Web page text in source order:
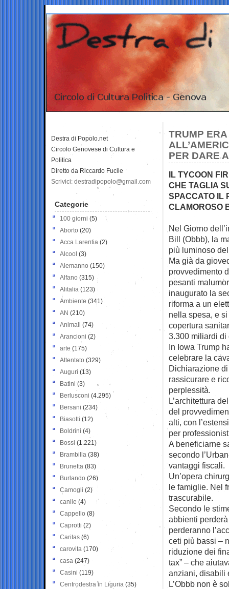
TRUMP
PER DARE
IL TYCOON
CHE TAGLIA
SPACCATO IL
CLAMOROSO
Nel Giorno
Bill (Obbb), la
più luminoso
Ma già da
provvedimento
pesanti
inaugurato la
riforma a un
nella spesa, e
copertura
3.300 miliardi di
In Iowa Trump
celebrare la
Dichiarazione
rassicurare e
perplessità.
L’architettura
del
alti, con
per
A beneficiarne
secondo
vantaggi fiscali.
Un’opera
le famiglie. Nel
trascurabile.
Secondo le
abbienti
perderanno
ceti più bassi –
riduzione dei
tax” – che
anziani, disabili
L’Obbb non è
Destra di Popolo.net
Circolo Genovese di Cultura e
Politica
Diretto da Riccardo Fucile
Scrivici: destradipopolo@gmail.com
Categorie
100 giorni (5)
Aborto (20)
Acca Larentia (2)
Alcool (3)
Alemanno (150)
Alfano (315)
Alitalia (123)
Ambiente (341)
AN (210)
Animali (74)
Arancioni (2)
arte (175)
Attentato (329)
Auguri (13)
Batini (3)
Berlusconi (4.295)
Bersani (234)
Biasotti (12)
Boldrini (4)
Bossi (1.221)
Brambilla (38)
Brunetta (83)
Burlando (26)
Camogli (2)
canile (4)
Cappello (8)
Caprotti (2)
Caritas (6)
carovita (170)
casa (247)
Casini (119)
Centrodestra in Liguria (35)